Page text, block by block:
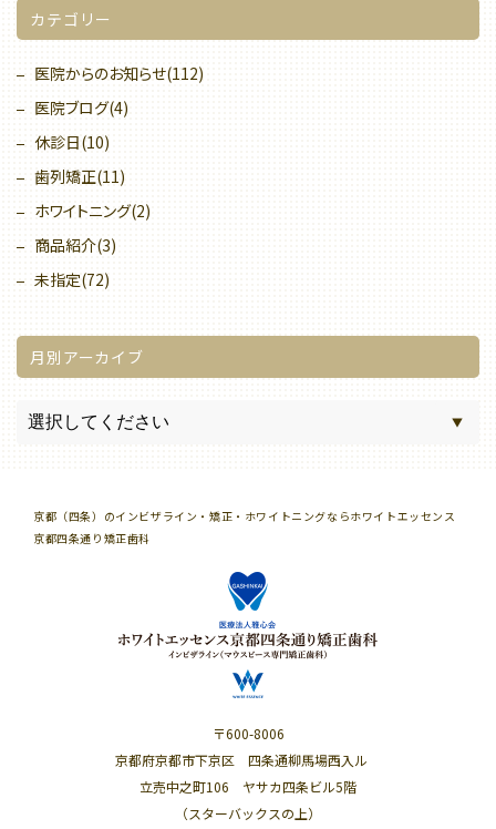
カテゴリー
医院からのお知らせ(112)
医院ブログ(4)
休診日(10)
歯列矯正(11)
ホワイトニング(2)
商品紹介(3)
未指定(72)
月別アーカイブ
京都（四条）のインビザライン・矯正・ホワイトニングならホワイトエッセンス
京都四条通り矯正歯科
〒600-8006
京都府京都市下京区 四条通柳馬場西入ル
立売中之町106 ヤサカ四条ビル5階
（スターバックスの上）